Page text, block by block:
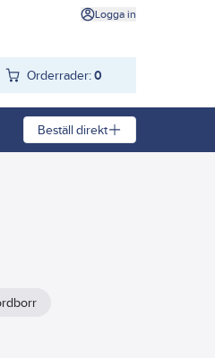
Logga in
Orderrader: 0
Beställ direkt